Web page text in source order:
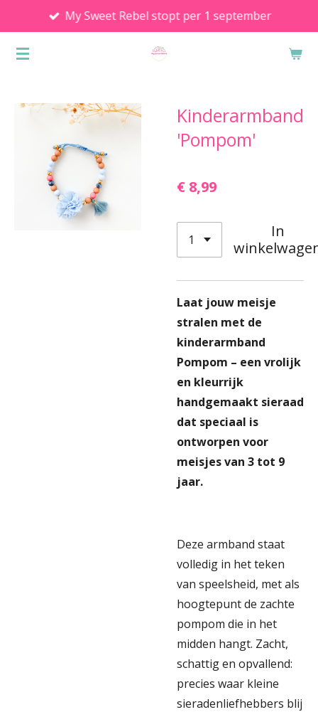
direct
naar
My Sweet Rebel stopt per 1 september
Kinderarmband
'Pompom'
€ 8,99
In
Laat jouw meisje
stralen met de
kinderarmband
Pompom – een vrolijk
en kleurrijk
handgemaakt sieraad
dat speciaal is
ontworpen voor
meisjes van 3 tot 9
jaar.
Deze armband staat
volledig in het teken
van speelsheid, met als
hoogtepunt de zachte
pompom die in het
midden hangt. Zacht,
schattig en opvallend:
precies waar kleine
sieradenliefhebbers blij